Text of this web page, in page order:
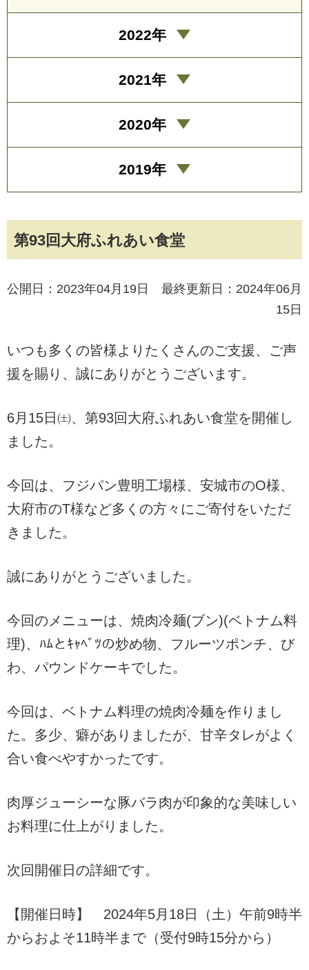
第93回大府ふれあい食堂
公開日：2023年04月19日 最終更新日：2024年06月
15日
いつも多くの皆様よりたくさんのご支援、ご声
援を賜り、誠にありがとうございます。
6月15日㈯、第93回大府ふれあい食堂を開催し
ました。
今回は、フジパン豊明工場様、安城市のO様、
大府市のT様など多くの方々にご寄付をいただ
きました。
誠にありがとうございました。
今回のメニューは、焼肉冷麺(ブン)(ベトナム料
理)、ﾊﾑとｷｬﾍﾞﾂの炒め物、フルーツポンチ、び
わ、パウンドケーキでした。
今回は、ベトナム料理の焼肉冷麺を作りまし
た。多少、癖がありましたが、甘辛タレがよく
合い食べやすかったです。
肉厚ジューシーな豚バラ肉が印象的な美味しい
お料理に仕上がりました。
次回開催日の詳細です。
【開催日時】 2024年5月18日（土）午前9時半
からおよそ11時半まで（受付9時15分から）
2022年
2021年
2020年
2019年